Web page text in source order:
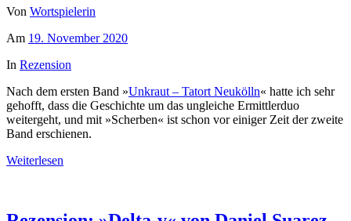
Von Wortspielerin
Am 19. November 2020
In Rezension
Nach dem ersten Band »Unkraut – Tatort Neukölln« hatte ich sehr
gehofft, dass die Geschichte um das ungleiche Ermittlerduo
weitergeht, und mit »Scherben« ist schon vor einiger Zeit der zweite
Band erschienen.
Weiterlesen